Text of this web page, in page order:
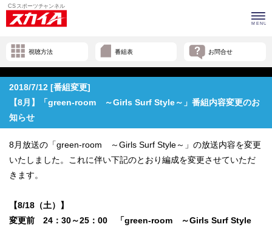
視聴方法 番組表 お問合せ
2018/7/12 [番組変更]
【8月】「green-room ～Girls Surf Style～」番組内容変更のお
知らせ
8月放送の「green-room ～Girls Surf Style～」の放送内容を変更
いたしました。これに伴い下記のとおり編成を変更させていただ
きます。
【8/18（土）】
変更前 24：30～25：00 「green-room ～Girls Surf Style